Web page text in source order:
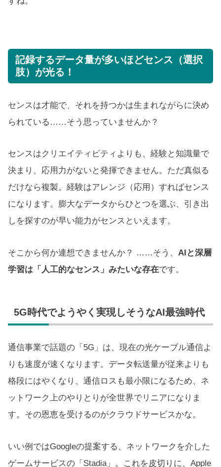
記録するデータ量が多いほどセンス（選択
肢）が光る！
センスは才能で、それを持つかは生まれながらに決め
られている……そう思っていませんか？
センスはクリエイティビティよりも、経験と知識量で
決まり、応用力がないと発揮できません。ただ真似る
だけなら複製。経験はアレンジ（応用）すればセンス
になります。膨大なデータからひとつを選ぶ、引き出
しを探すのが早い能力がセンスといえます。
そこから何か連想できませんか？ ……そう、 AIと深層
学習は「人工的なセンス」みたいな存在です。
5G時代でようやく実現しそうなAI最強時代
通信事業で話題の「5G」は、現在の光ケーブル通信よ
りも速度が速くなります。データ転送量が従来よりも
格段にはやくなり、通信ロスも最小限になるため、ネ
ットワーク上のやりとりが全世界でリニアになりま
す。その恩恵を受けるのがクラウドサービスかな。
いい例ではGoogleの提案する、ネットワークを介した
ゲームサービスの「Stadia」。これを皮切りに、Apple